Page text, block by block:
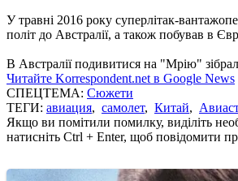
У травні 2016 року суперлітак-
політ до Австралії, а також побував в
В Австралії подивитися на "Мрію"
Читайте Korrespondent.net в Google News
СПЕЦТЕМА: Сюжети
ТЕГИ: авиация, самолет, Китай,
Якщо ви помітили помилку, виділіть
натисніть Ctrl + Enter, щоб повідомити